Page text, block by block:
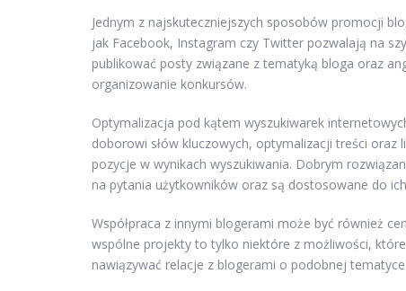
Jednym z najskuteczniejszych sposobów promocji
jak Facebook, Instagram czy Twitter pozwalają na
publikować posty związane z tematyką bloga oraz
organizowanie konkursów.
Optymalizacja pod kątem wyszukiwarek
doborowi słów kluczowych, optymalizacji treści
pozycje w wynikach wyszukiwania. Dobrym
na pytania użytkowników oraz są dostosowane do
Współpraca z innymi blogerami może być również
wspólne projekty to tylko niektóre z możliwości,
nawiązywać relacje z blogerami o podobnej